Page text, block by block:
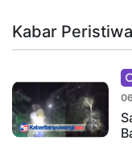
Kabar Peristiwa